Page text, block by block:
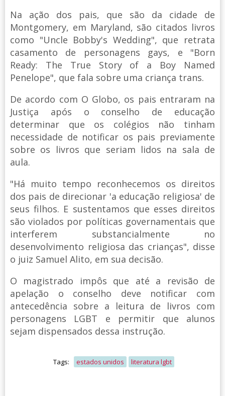
Na ação dos pais, que são da cidade de
Montgomery, em Maryland, são citados livros
como "Uncle Bobby's Wedding", que retrata
casamento de personagens gays, e "Born
Ready: The True Story of a Boy Named
Penelope", que fala sobre uma criança trans.
De acordo com O Globo, os pais entraram na
Justiça após o conselho de educação
determinar que os colégios não tinham
necessidade de notificar os pais previamente
sobre os livros que seriam lidos na sala de
aula.
"Há muito tempo reconhecemos os direitos
dos pais de direcionar 'a educação religiosa' de
seus filhos. E sustentamos que esses direitos
são violados por políticas governamentais que
interferem substancialmente no
desenvolvimento religiosa das crianças", disse
o juiz Samuel Alito, em sua decisão.
O magistrado impôs que até a revisão de
apelação o conselho deve notificar com
antecedência sobre a leitura de livros com
personagens LGBT e permitir que alunos
sejam dispensados dessa instrução.
Tags: estados unidos literatura lgbt